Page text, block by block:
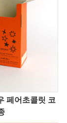
페어초콜릿 코